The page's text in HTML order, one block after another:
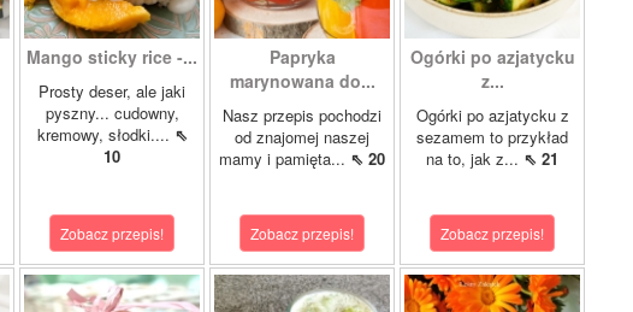
Mango sticky rice -...
Prosty deser, ale jaki
pyszny... cudowny,
kremowy, słodki.... ⇖
10
Zobacz przepis!
Papryka
marynowana do...
Nasz przepis pochodzi
od znajomej naszej
mamy i pamięta... ⇖ 20
Zobacz przepis!
Ogórki po azjatycku
z...
Ogórki po azjatycku z
sezamem to przykład
na to, jak z... ⇖ 21
Zobacz przepis!